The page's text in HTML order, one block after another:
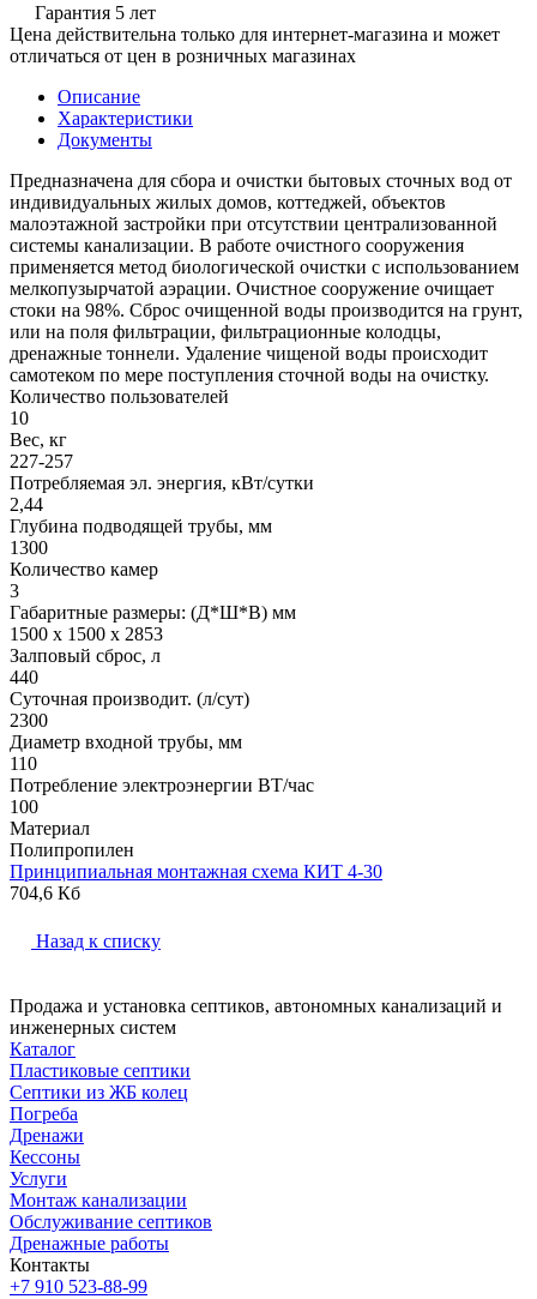
Гарантия 5 лет
Цена действительна только для интернет-магазина и может
отличаться от цен в розничных магазинах
Описание
Характеристики
Документы
Предназначена для сбора и очистки бытовых сточных вод от
индивидуальных жилых домов, коттеджей, объектов
малоэтажной застройки при отсутствии централизованной
системы канализации. В работе очистного сооружения
применяется метод биологической очистки с использованием
мелкопузырчатой аэрации. Очистное сооружение очищает
стоки на 98%. Сброс очищенной воды производится на грунт,
или на поля фильтрации, фильтрационные колодцы,
дренажные тоннели. Удаление чищеной воды происходит
самотеком по мере поступления сточной воды на очистку.
Количество пользователей
10
Вес, кг
227-257
Потребляемая эл. энергия, кВт/сутки
2,44
Глубина подводящей трубы, мм
1300
Количество камер
3
Габаритные размеры: (Д*Ш*В) мм
1500 х 1500 х 2853
Залповый сброс, л
440
Суточная производит. (л/сут)
2300
Диаметр входной трубы, мм
110
Потребление электроэнергии ВТ/час
100
Материал
Полипропилен
Принципиальная монтажная схема КИТ 4-30
704,6 Кб
Назад к списку
Продажа и установка септиков, автономных канализаций и
инженерных систем
Каталог
Пластиковые септики
Септики из ЖБ колец
Погреба
Дренажи
Кессоны
Услуги
Монтаж канализации
Обслуживание септиков
Дренажные работы
Контакты
+7 910 523-88-99